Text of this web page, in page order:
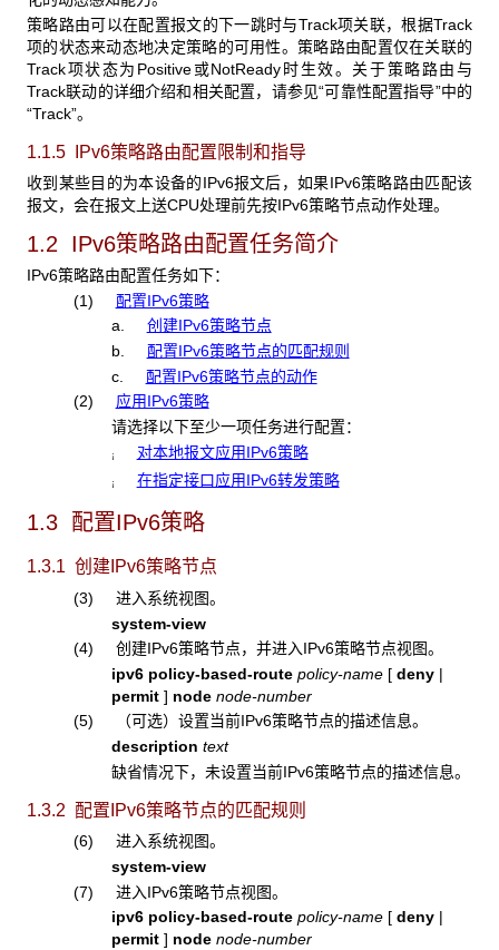
策略路由可以在配置报文的下一跳时与Track项关联，根据Track
项的状态来动态地决定策略的可用性。策略路由配置仅在关联的
Track项状态为Positive或NotReady时生效。关于策略路由与
Track联动的详细介绍和相关配置，请参见“可靠性配置指导”中的
“Track”。
1.1.5 IPv6策略路由配置限制和指导
收到某些目的为本设备的IPv6报文后，如果IPv6策略路由匹配该
报文，会在报文上送CPU处理前先按IPv6策略节点动作处理。
1.2 IPv6策略路由配置任务简介
IPv6策略路由配置任务如下：
(1)
配置IPv6策略
a.
创建IPv6策略节点
b.
配置IPv6策略节点的匹配规则
c.
配置IPv6策略节点的动作
(2)
应用IPv6策略
请选择以下至少一项任务进行配置：
¡ 对本地报文应用IPv6策略
¡ 在指定接口应用IPv6转发策略
1.3 配置IPv6策略
1.3.1 创建 IPv6策略节点
(3) 进入系统视图。
system-view
(4) 创建IPv6策略节点，并进入IPv6策略节点视图。
ipv6 policy-based-route policy-name [deny |
permit ] node node-number
(5) （可选）设置当前IPv6策略节点的描述信息。
description text
缺省情况下，未设置当前IPv6策略节点的描述信息。
1.3.2 配置IPv6策略节点的匹配规则
(6) 进入系统视图。
system-view
(7) 进入IPv6策略节点视图。
ipv6 policy-based-route policy-name [deny |
permit ] node node-number